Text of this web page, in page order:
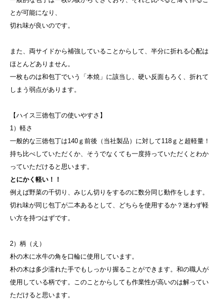
とが可能になり、
切れ味が良いのです。
また、両サイドから補強していることからして、半分に折れる心配は
ほとんどありません。
一枚ものは和包丁でいう「本焼」に該当し、硬い反面もろく、折れて
しまう弱点があります。
【ハイス三徳包丁の使いやすさ】
1）軽さ
一般的な三徳包丁は140ｇ前後（当社製品）に対して118ｇと超軽量！
持ち比べしていただくか、そうでなくても一度持っていただくとわか
っていただけると思います。
とにかく軽い！！
例えば野菜の千切り、みじん切りをするのに数分同じ動作をします。
切れ味が同じ包丁が二本あるとして、どちらを使用するか？迷わず軽
い方を持つはずです。
2）柄（え）
朴の木に水牛の角を口輪に使用しています。
朴の木は多少濡れた手でもしっかり握ることができます。和の職人が
使用している柄です。このことからしても作業性が高いのは解ってい
ただけると思います。